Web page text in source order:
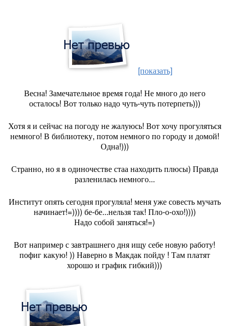
[показать]
Весна! Замечательное время года! Не много до него
осталось! Вот только надо чуть-чуть потерпеть)))
Хотя я и сейчас на погоду не жалуюсь! Вот хочу прогуляться
немного! В библиотеку, потом немного по городу и домой!
Одна!)))
Странно, но я в одиночестве стаа находить плюсы) Правда
разленилась немного...
Институт опять сегодня прогуляла! меня уже совесть мучать
начинает!=)))) бе-бе...нельзя так! Пло-о-охо!))))
Надо собой заняться!=)
Вот например с завтрашнего дня ищу себе новую работу!
пофиг какую! )) Наверно в Макдак пойду ! Там платят
хорошо и график гибкий)))